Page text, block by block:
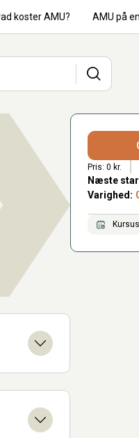
koster AMU? AMU på
Søg
Pris: 0 kr.
Næste
Varighed: